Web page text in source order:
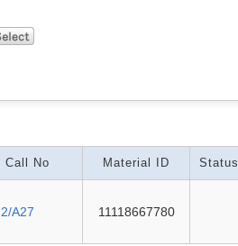
Call No Material ID Status
A27 11118667780